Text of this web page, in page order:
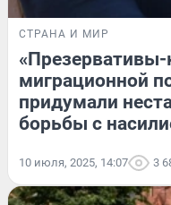
СТРАНА И МИР
миграционной
придумали
борьбы с
10 июля, 2025, 14:07 3